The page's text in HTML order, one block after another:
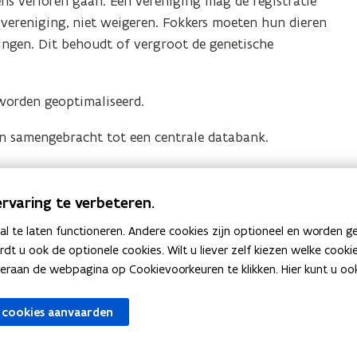
niet weigeren. Fokkers moeten hun dieren
Dit behoudt of vergroot de genetische
geoptimaliseerd.
samengebracht tot een centrale databank.
en de voorwaarden om stambomen af te leveren
te verbeteren.
te laten functioneren. Andere cookies zijn optioneel en worden
u ook de optionele cookies. Wilt u liever zelf kiezen welke
de webpagina op Cookievoorkeuren te klikken. Hier kunt u
aanvaarden